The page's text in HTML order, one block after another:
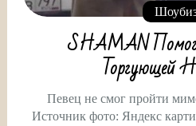
SHAMAN Помог
Торгующей
Певец не смог пройти
Источник фото: Яндекс